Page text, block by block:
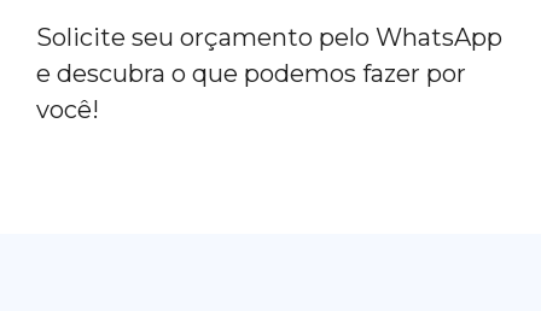
Solicite seu orçamento pelo WhatsApp
e descubra o que podemos fazer por
você!